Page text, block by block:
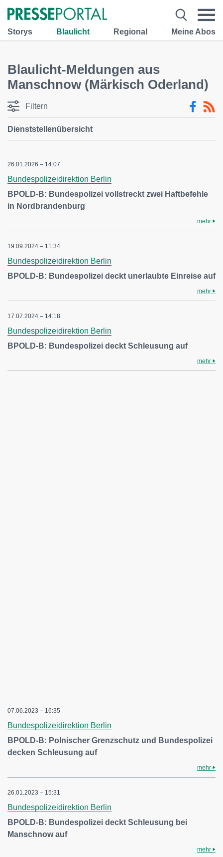
Storys Blaulicht Regional Meine Abos
Blaulicht-Meldungen aus
Manschnow (Märkisch Oderland)
Filtern
Dienststellenübersicht
26.01.2026 – 14:07
Bundespolizeidirektion Berlin
BPOLD-B: Bundespolizei vollstreckt zwei Haftbefehle
in Nordbrandenburg
mehr
19.09.2024 – 11:34
Bundespolizeidirektion Berlin
BPOLD-B: Bundespolizei deckt unerlaubte Einreise auf
mehr
17.07.2024 – 14:18
Bundespolizeidirektion Berlin
BPOLD-B: Bundespolizei deckt Schleusung auf
mehr
07.06.2023 – 16:35
Bundespolizeidirektion Berlin
BPOLD-B: Polnischer Grenzschutz und Bundespolizei
decken Schleusung auf
mehr
26.01.2023 – 15:31
Bundespolizeidirektion Berlin
BPOLD-B: Bundespolizei deckt Schleusung bei
Manschnow auf
mehr